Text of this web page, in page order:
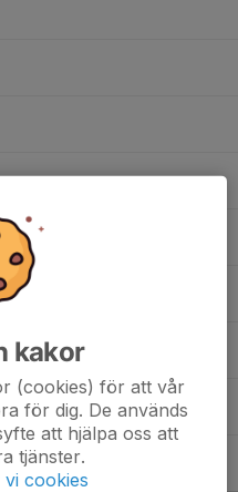
kakor
(cookies) för att vår
för dig. De används
att hjälpa oss att
tjänster.
cookies